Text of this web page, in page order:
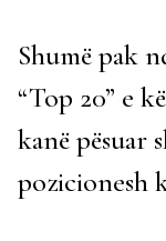
Shumë pak
“Top 20” e
kanë pësuar
pozicionesh